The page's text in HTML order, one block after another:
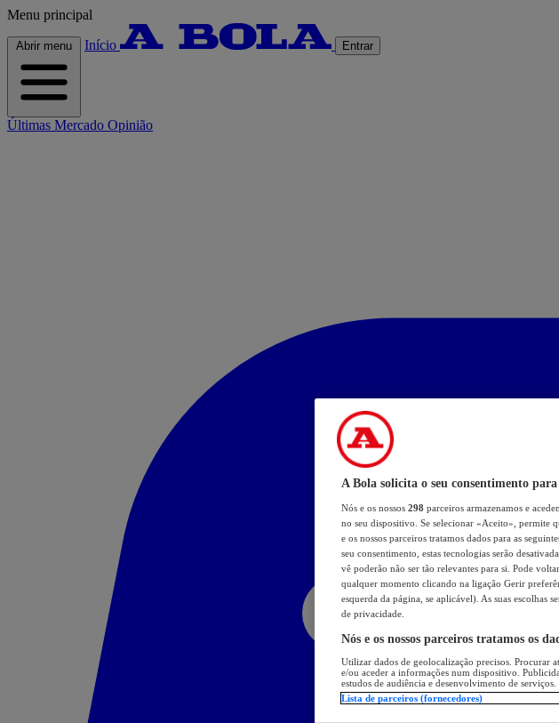
Menu principal
Abrir menu Início Entrar
Últimas Mercado Opinião
A Bola solicita o seu consentimento
Nós e os nossos 298 parceiros armazenamos e
no seu dispositivo. Se selecionar «Aceito», permite
e os nossos parceiros tratamos dados para as
seu consentimento, estas tecnologias serão
vê poderão não ser tão relevantes para si. Pode
qualquer momento clicando na ligação Gerir
esquerda da página, se aplicável). As suas escolhas
de privacidade.
Nós e os nossos parceiros tratamos os
Utilizar dados de geolocalização precisos. Procurar
e/ou aceder a informações num dispositivo.
estudos de audiência e desenvolvimento de serviços.
Lista de parceiros (fornecedores)